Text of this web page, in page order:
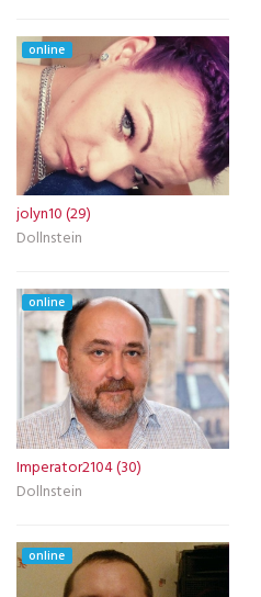
online
jolyn10 (29)
Dollnstein
online
Imperator2104 (30)
Dollnstein
online